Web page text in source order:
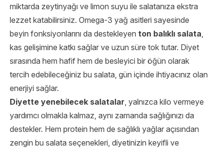
miktarda zeytinyağı ve limon suyu ile salatanıza ekstra
lezzet katabilirsiniz. Omega-3 yağ asitleri sayesinde
beyin fonksiyonlarını da destekleyen ton balıklı salata,
kas gelişimine katkı sağlar ve uzun süre tok tutar. Diyet
sırasında hem hafif hem de besleyici bir öğün olarak
tercih edebileceğiniz bu salata, gün içinde ihtiyacınız olan
enerjiyi sağlar.
Diyette yenebilecek salatalar, yalnızca kilo vermeye
yardımcı olmakla kalmaz, aynı zamanda sağlığınızı da
destekler. Hem protein hem de sağlıklı yağlar açısından
zengin bu salata seçenekleri, diyetinizin keyifli ve